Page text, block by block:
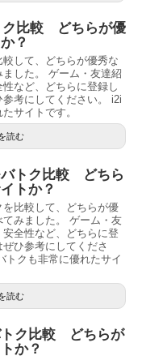
ク比較 どちらが優
？
して、どちらが優秀な
した。 ゲーム・友達紹
など、どちらに登録し
考にしてください。 i2i
サイトです。
読む
トク比較 どちら
トか？
比較して、どちらが優
みました。 ゲーム・友
全性など、どちらに登
ひ参考にしてくださ
トクも非常に優れたサイ
読む
トク比較 どちらが
か？